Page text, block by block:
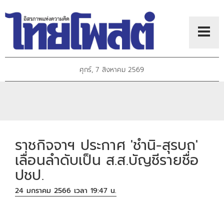
ศุกร์, 7 สิงหาคม 2569
ราชกิจจาฯ ประกาศ 'ชำนิ-สุรบถ'
เลื่อนลำดับเป็น ส.ส.บัญชีรายชื่อ
ปชป.
24 มกราคม 2566 เวลา 19:47 น.